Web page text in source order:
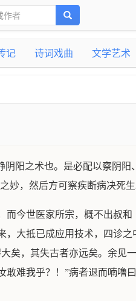
记 诗词戏曲 文学艺术
阴阳之术也。是必配以察阴
妙，然后方可察疾断病决死
而今世医家所宗，概不出叔
，大抵已成应用技术，四诊
矣，其失古者亦远矣。余见
难我乎？！”病者退而喃噜